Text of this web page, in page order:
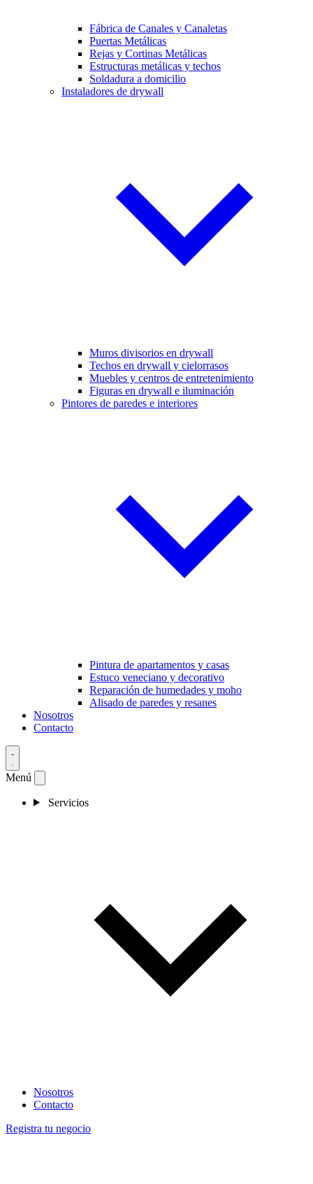
Fábrica de Canales y Canaletas
Puertas Metálicas
Rejas y Cortinas Metálicas
Estructuras metálicas y techos
Soldadura a domicilio
Instaladores de drywall
Muros divisorios en drywall
Techos en drywall y cielorrasos
Muebles y centros de entretenimiento
Figuras en drywall e iluminación
Pintores de paredes e interiores
Pintura de apartamentos y casas
Estuco veneciano y decorativo
Reparación de humedades y moho
Alisado de paredes y resanes
Nosotros
Contacto
Menú
Servicios
Nosotros
Contacto
Registra tu negocio